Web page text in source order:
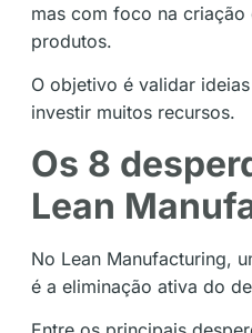
mas com foco na
produtos.
O objetivo é validar
investir muitos recursos.
Os 8
Lean
No Lean Manufacturing,
é a eliminação ativa do